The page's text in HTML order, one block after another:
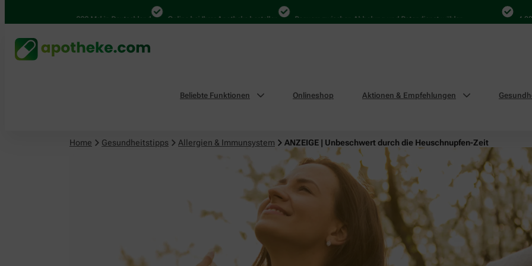
4.000 Mal in Deutschland Online bei Ihrer Apotheke bestellen Bequem zwischen Abholung und Botendienst wählen 4.000 Mal
Beliebte Funktionen Onlineshop Aktionen & Empfehlungen
Home Gesundheitstipps Allergien & Immunsystem ANZEIGE | Unbeschwert durch die Heuschnupfen-Zeit